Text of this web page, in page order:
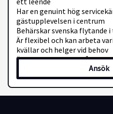
Har en genuint hög
gästupplevelsen i centrum
Behärskar svenska flytande
Är flexibel och kan arbeta
kvällar och helger vid behov
Är ansvarstagande, pålitlig
MERITERANDE
Kassavana
Ansök